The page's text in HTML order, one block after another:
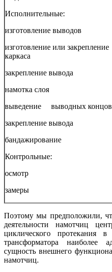
Исполнительные:
изготовление выводов
изготовление или закрепление
каркаса
закрепление вывода
намотка слоя
выведение выводных концов
закрепление вывода
бандажирование
Контрольные:
осмотр
замеры
Поэтому мы предположили,
деятельности намотчиц
циклического протекания
трансформатора наиболее
сущность внешнего
намотчиц.